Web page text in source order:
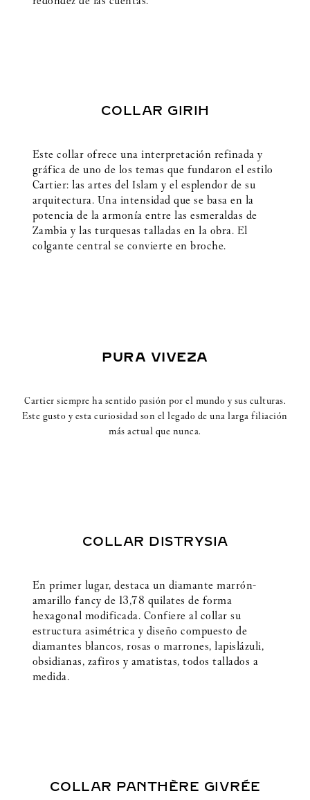
COLLAR GIRIH
Este collar ofrece una interpretación refinada y
gráfica de uno de los temas que fundaron el estilo
Cartier: las artes del Islam y el esplendor de su
arquitectura. Una intensidad que se basa en la
potencia de la armonía entre las esmeraldas de
Zambia y las turquesas talladas en la obra. El
colgante central se convierte en broche.
PURA VIVEZA
Cartier siempre ha sentido pasión por el mundo y sus culturas.
Este gusto y esta curiosidad son el legado de una larga filiación
más actual que nunca.
COLLAR DISTRYSIA
En primer lugar, destaca un diamante marrón-
amarillo fancy de 13,78 quilates de forma
hexagonal modificada. Confiere al collar su
estructura asimétrica y diseño compuesto de
diamantes blancos, rosas o marrones, lapislázuli,
obsidianas, zafiros y amatistas, todos tallados a
medida.
COLLAR PANTHÈRE GIVRÉE